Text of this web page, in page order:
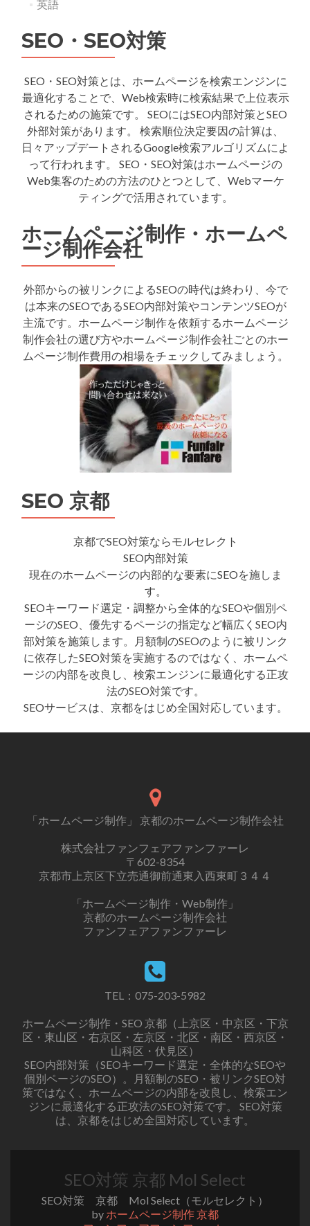
英語
SEO・SEO対策
SEO・SEO対策とは、ホームページを検索エンジンに
最適化することで、Web検索時に検索結果で上位表示
されるための施策です。 SEOにはSEO内部対策とSEO
外部対策があります。 検索順位決定要因の計算は、
日々アップデートされるGoogle検索アルゴリズムによ
って行われます。 SEO・SEO対策はホームページの
Web集客のための方法のひとつとして、Webマーケ
ティングで活用されています。
ホームページ制作・ホームペ
ージ制作会社
外部からの被リンクによるSEOの時代は終わり、今で
は本来のSEOであるSEO内部対策やコンテンツSEOが
主流です。ホームページ制作を依頼するホームページ
制作会社の選び方やホームページ制作会社ごとのホー
ムページ制作費用の相場をチェックしてみましょう。
SEO 京都
京都でSEO対策ならモルセレクト
SEO内部対策
現在のホームページの内部的な要素にSEOを施しま
す。
SEOキーワード選定・調整から全体的なSEOや個別ペ
ージのSEO、優先するページの指定など幅広くSEO内
部対策を施策します。月額制のSEOのように被リンク
に依存したSEO対策を実施するのではなく、ホームペ
ージの内部を改良し、検索エンジンに最適化する正攻
法のSEO対策です。
SEOサービスは、京都をはじめ全国対応しています。
「ホームページ制作」 京都のホームページ制作会社
株式会社ファンフェアファンファーレ
〒602-8354
京都市上京区下立売通御前通東入西東町３４４
「ホームページ制作・Web制作」
京都のホームページ制作会社
ファンフェアファンファーレ
TEL： 075-203-5982
ホームページ制作・SEO 京都（上京区・中京区・下京
区・東山区・右京区・左京区・北区・南区・西京区・
山科区・伏見区）
SEO内部対策（SEOキーワード選定・全体的なSEOや
個別ページのSEO）。月額制のSEO・被リンクSEO対
策ではなく、ホームページの内部を改良し、検索エン
ジンに最適化する正攻法のSEO対策です。 SEO対策
は、京都をはじめ全国対応しています。
SEO対策 京都 Mol Select
SEO対策 京都 Mol Select（モルセレクト）
by ホームページ制作 京都